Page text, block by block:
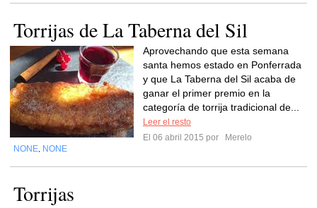
Torrijas de La Taberna del Sil
Aprovechando que esta semana
santa hemos estado en Ponferrada
y que La Taberna del Sil acaba de
ganar el primer premio en la
categoría de torrija tradicional de...
Leer el resto
El 06 abril 2015 por
Merelo
NONE NONE
Torrijas